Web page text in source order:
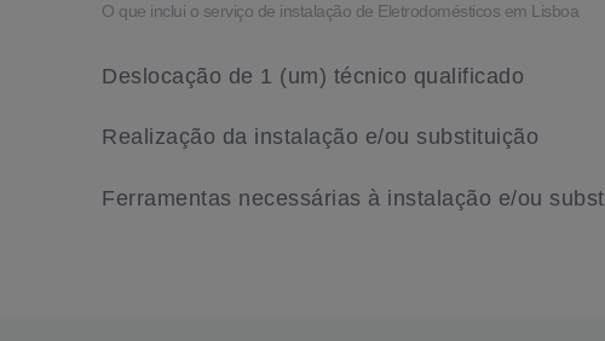
O que inclui o serviço de instalação de Eletrodomésticos em Lisboa
Deslocação de 1 (um) técnico qualificado
Realização da instalação e/ou substituição
Ferramentas necessárias à instalação e/ou